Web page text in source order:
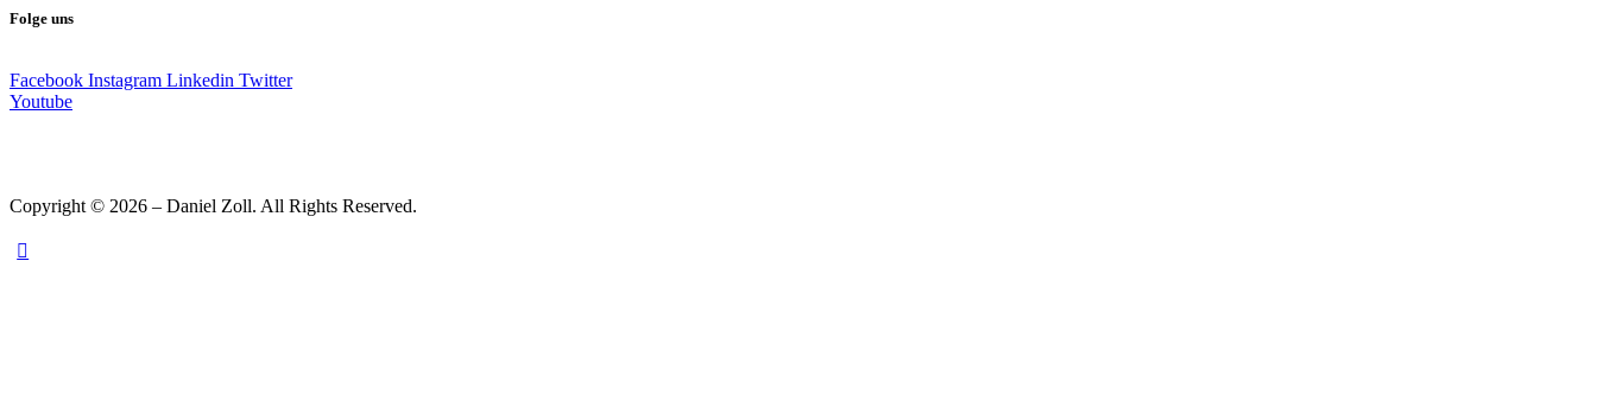
Folge uns
Facebook Instagram Linkedin Twitter
Youtube
Copyright © 2026 – Daniel Zoll. All Rights Reserved.